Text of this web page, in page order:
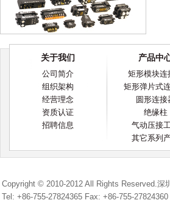
关于我们 产品中
公司简介 矩形模块连
组织架构
矩形弹片式
经营理念
圆形连接
资质认证
绝缘柱
招聘信息
气动压接
其它系列
Copyright © 2010-2012 All Rights Reserved.深
Tel: +86-755-27824365 Fax: +86-755-